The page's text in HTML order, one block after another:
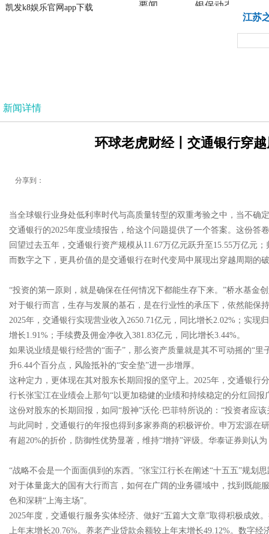
凯发k8娱乐官网app下载
凯发k8娱乐官网app下载
要闻 银保动态
江苏
新闻详情
环球老虎财经丨交通银行穿
分享到：
当全球银行业身处低利率时代与高质量转型的双重考验之中，当不确
交通银行的2025年度业绩报告，给这个问题提供了一个答案。这份答
回望过去五年，交通银行资产规模从11.67万亿元跃升至15.55万亿元
而数字之下，更具价值的是交通银行在时代变局中展现出穿越周期的
“投资的第一原则，就是确保在任何情况下都能生存下来。”桥水基金
对于银行而言，生存与发展的基石，是在行业性的承压下，依然能保
2025年，交通银行实现营业收入2650.71亿元，同比增长2.02%；实
增长1.91%；手续费及佣金净收入381.83亿元，同比增长3.44%。
如果说业绩是银行经营的“面子”，那么资产质量就是其不可动摇的“
升6.44个百分点，风险抵补的“安全垫”进一步增厚。
这种定力，更体现在其对股东长期回报的坚守上。2025年，交通银行
行长张宝江在业绩会上那句“以更加稳健的业绩和持续稳定的分红回
这份对股东的长期回报，如同“股神”沃伦·巴菲特所说的：“投资者应
与此同时，交通银行的年报也得到多家券商的积极评价。申万宏源在
有超20%的折价，防御性优势显著，维持“增持”评级。华泰证券则认
“战略不会是一个面面俱到的东西。”张宝江行长在阐述“十五五”规划
对于体量庞大的国有大行而言，如何在广阔的业务疆域中，找到既能
色和深耕“上海主场”。
2025年度，交通银行服务实体经济、做好“五篇大文章”取得积极成效
上年末增长20.76%。养老产业贷款余额较上年末增长49.12%。数字